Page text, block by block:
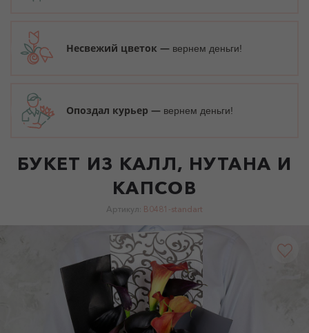
Несвежий цветок — вернем деньги!
Опоздал курьер — вернем деньги!
БУКЕТ ИЗ КАЛЛ, НУТАНА И
КАПСОВ
Артикул: B0481-standart